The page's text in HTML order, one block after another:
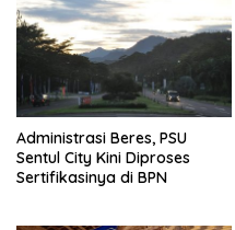
Administrasi Beres, PSU
Sentul City Kini Diproses
Sertifikasinya di BPN